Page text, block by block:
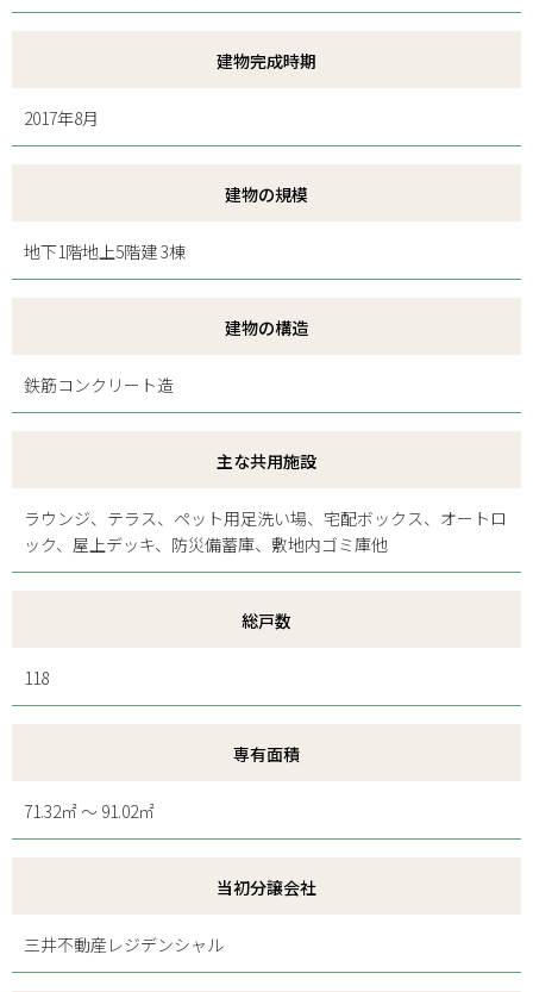
建物完成時期
2017年8月
建物の規模
地下1階地上5階建 3棟
建物の構造
鉄筋コンクリート造
主な共用施設
ラウンジ、テラス、ペット用足洗い場、宅配ボックス、オートロ
ック、屋上デッキ、防災備蓄庫、敷地内ゴミ庫他
総戸数
118
専有面積
71.32㎡ ～ 91.02㎡
当初分譲会社
三井不動産レジデンシャル